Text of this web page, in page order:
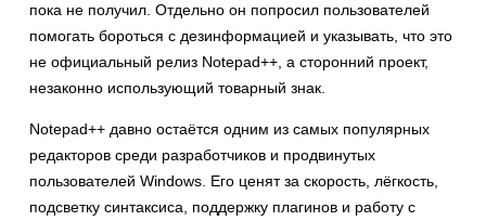
пока не получил. Отдельно он попросил пользователей
помогать бороться с дезинформацией и указывать, что это
не официальный релиз Notepad++, а сторонний проект,
незаконно использующий товарный знак.
Notepad++ давно остаётся одним из самых популярных
редакторов среди разработчиков и продвинутых
пользователей Windows. Его ценят за скорость, лёгкость,
подсветку синтаксиса, поддержку плагинов и работу с